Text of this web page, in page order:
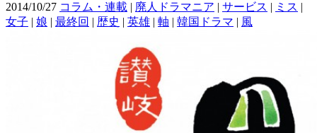
2014/10/27 コラム・連載 | 廃人ドラマニア | サービス | ミス |
女子 | 娘 | 最終回 | 歴史 | 英雄 | 軸 | 韓国ドラマ | 風